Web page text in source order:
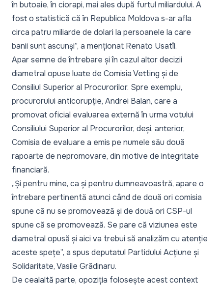
în butoaie, în ciorapi, mai ales după furtul miliardului. A
fost o statistică că în Republica Moldova s-ar afla
circa patru miliarde de dolari la persoanele la care
banii sunt ascunși”, a menționat Renato Usatîi.
Apar semne de întrebare și în cazul altor decizii
diametral opuse luate de Comisia Vetting și de
Consiliul Superior al Procurorilor. Spre exemplu,
procurorului anticorupție, Andrei Balan, care a
promovat oficial evaluarea externă în urma votului
Consiliului Superior al Procurorilor, deși, anterior,
Comisia de evaluare a emis pe numele său două
rapoarte de nepromovare, din motive de integritate
financiară.
„Și pentru mine, ca și pentru dumneavoastră, apare o
întrebare pertinentă atunci când de două ori comisia
spune că nu se promovează și de două ori CSP-ul
spune că se promovează. Se pare că viziunea este
diametral opusă și aici va trebui să analizăm cu atenție
aceste spețe”, a spus deputatul Partidului Acțiune și
Solidaritate, Vasile Grădinaru.
De cealaltă parte, opoziția folosește acest context